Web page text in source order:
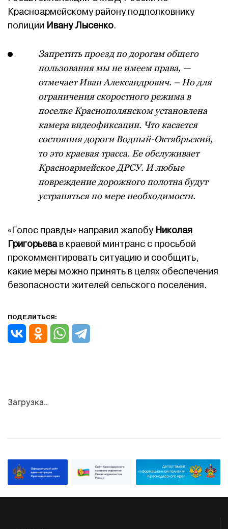
Красноармейскому району подполковнику
полиции Ивану Лысенко.
Запретить проезд по дорогам общего
пользования мы не имеем права, —
отмечает Иван Александрович. – Но для
ограничения скоростного режима в
поселке Краснополянском установлена
камера видеофиксации. Что касается
состояния дороги Водный-Октябрьский,
то это краевая трасса. Ее обслуживает
Красноармейское ДРСУ. И любые
повреждение дорожного полотна будут
устраняться по мере необходимости.
«Голос правды» направил жалобу Николая
Григорьевав краевой минтранс с просьбой
прокомментировать ситуацию и сообщить,
какие меры можно принять в целях обеспечения
безопасности жителей сельского поселения.
ПОДЕЛИТЬСЯ:
Загрузка..